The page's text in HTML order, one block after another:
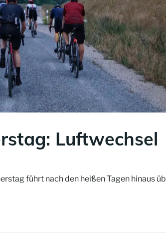
Luftwechsel
führt nach den heißen Tagen hinaus